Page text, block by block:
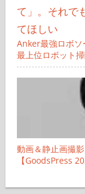
Anker最強ロボソ
最上位ロボット
動画＆静止画撮
【GoodsPress